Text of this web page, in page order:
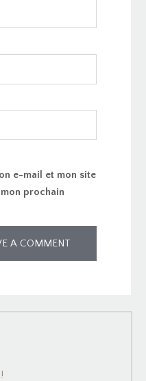
e-mail et mon site
prochain